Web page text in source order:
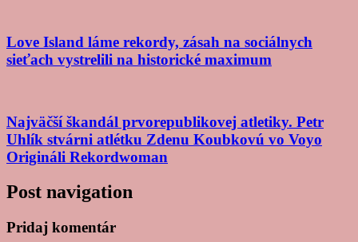
Love Island láme rekordy, zásah na sociálnych
sieťach vystrelili na historické maximum
Najväčší škandál prvorepublikovej atletiky. Petr
Uhlík stvárni atlétku Zdenu Koubkovú vo Voyo
Origináli Rekordwoman
Post navigation
Pridaj komentár